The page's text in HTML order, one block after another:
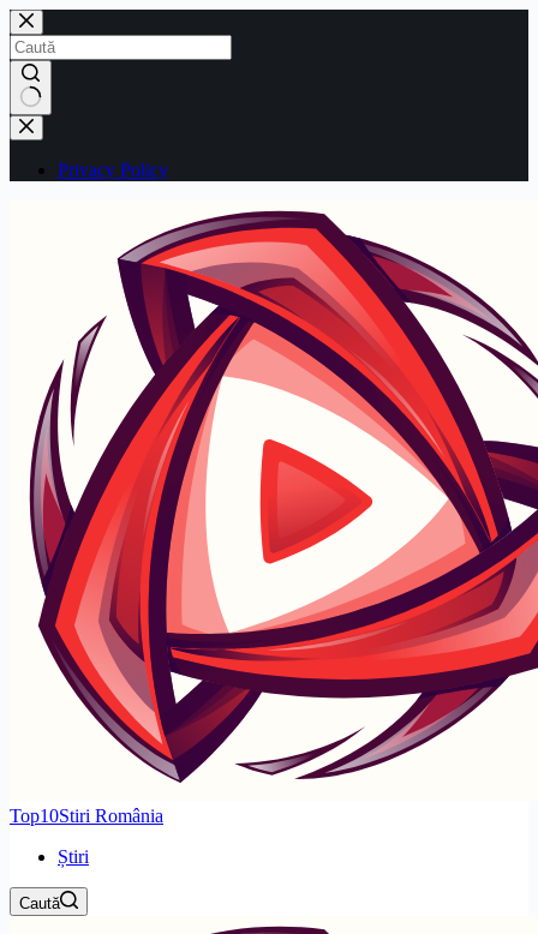
Sari
la
conținut
Niciun
rezultat
Privacy Policy
Top10Stiri România
Știri
Caută